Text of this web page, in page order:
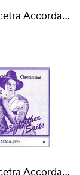
Corde per cetra Accordatura Bavarese
Corde per cetra Accordatura Bavarese